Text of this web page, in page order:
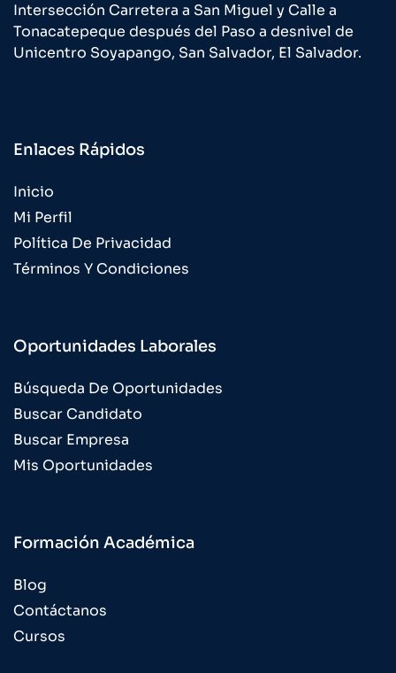
Intersección Carretera a San Miguel y Calle a
Tonacatepeque después del Paso a desnivel de
Unicentro Soyapango, San Salvador, El Salvador.
Enlaces Rápidos
Inicio
Mi Perfil
Política De Privacidad
Términos Y Condiciones
Oportunidades Laborales
Búsqueda De Oportunidades
Buscar Candidato
Buscar Empresa
Mis Oportunidades
Formación Académica
Blog
Contáctanos
Cursos